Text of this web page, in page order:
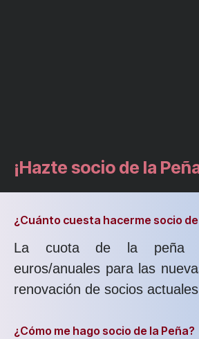
¡Hazte socio de la
¿Cuánto cuesta hacerme socio de
La cuota de la peña
euros/anuales para las
renovación de socios
¿Cómo me hago socio de la Peña?